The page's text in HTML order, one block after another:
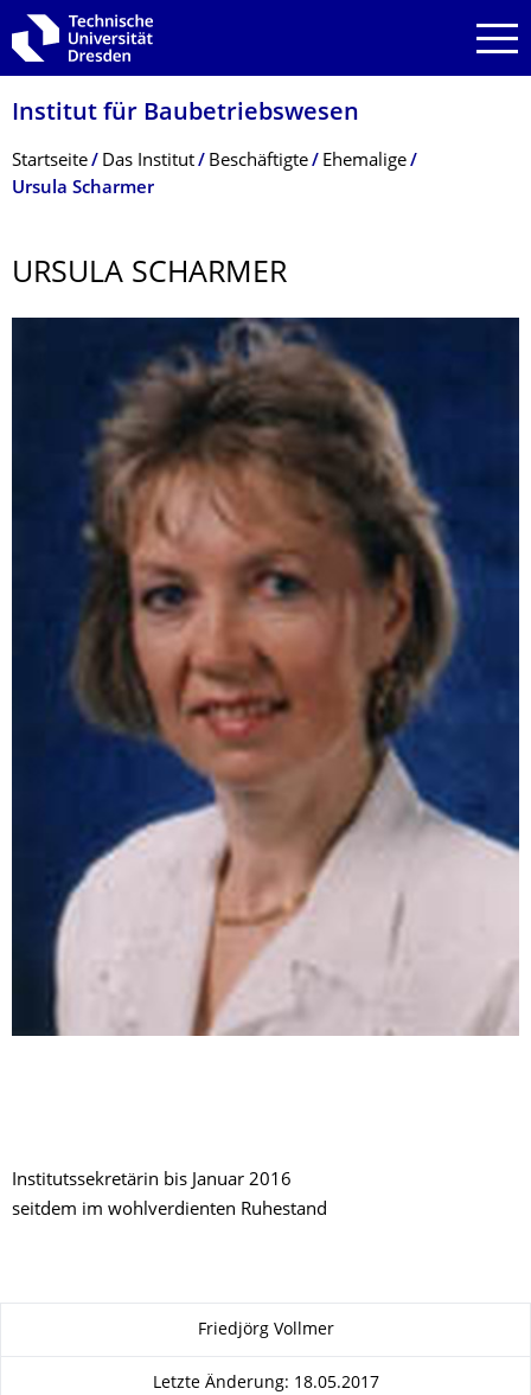
Zur Hauptnavigation springen
Zur Suche springen
Zum Inhalt springen
Institut für Baubetriebswesen
Breadcrumb-Menü
Startseite Das Institut Beschäftigte
Ehemalige
Ursula Scharmer
URSULA SCHARMER
Institutssekretärin bis Januar 2016
seitdem im wohlverdienten Ruhestand
Friedjörg Vollmer
Letzte Änderung: 18.05.2017